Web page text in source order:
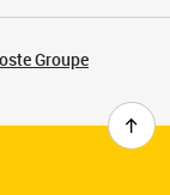
Groupe